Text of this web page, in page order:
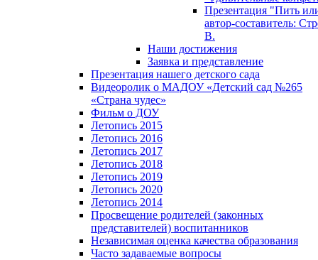
Презентация "Пить
автор-составитель:
В.
Наши достижения
Заявка и представление
Презентация нашего детского сада
Видеоролик о МАДОУ «Детский сад №265
«Страна чудес»
Фильм о ДОУ
Летопись 2015
Летопись 2016
Летопись 2017
Летопись 2018
Летопись 2019
Летопись 2020
Летопись 2014
Просвещение родителей (законных
представителей) воспитанников
Независимая оценка качества образования
Часто задаваемые вопросы